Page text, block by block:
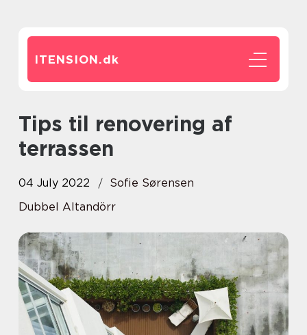
ITENSION.dk
Tips til renovering af
terrassen
04 July 2022
Sofie Sørensen
Dubbel Altandörr